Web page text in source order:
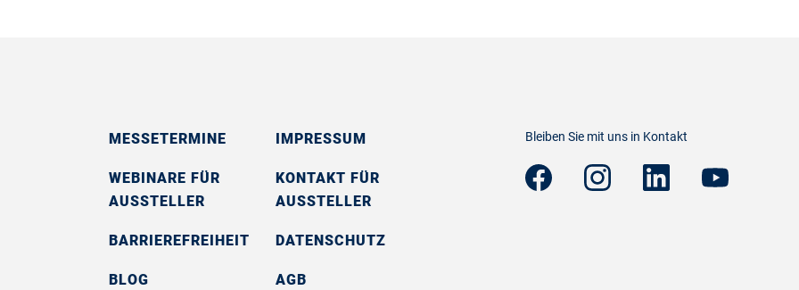
MESSETERMINE
WEBINARE FÜR
AUSSTELLER
BARRIEREFREIHEIT
BLOG
IMPRESSUM
KONTAKT FÜR
AUSSTELLER
DATENSCHUTZ
AGB
Bleiben Sie mit uns in Kontakt